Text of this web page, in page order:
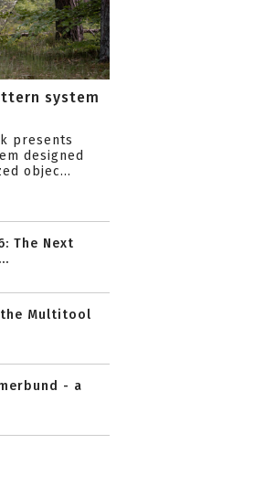
system
presents
designed
objec...
The Next
Multitool
- a